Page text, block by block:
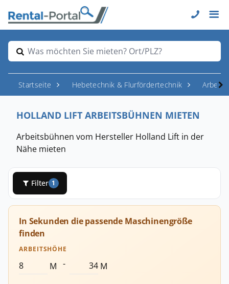
Was möchten Sie mieten? Ort/PLZ?
Startseite Hebetechnik & Flurfördertechnik
HOLLAND LIFT ARBEITSBÜHNEN MIETEN
Arbeitsbühnen vom Hersteller Holland Lift in der
Nähe mieten
Filter 1
In Sekunden die passende Maschinengröße
finden
ARBEITSHÖHE
M - M